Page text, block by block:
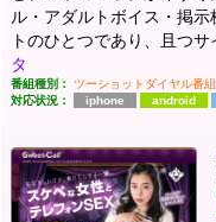
ル・アダルトボイス・掲
トのひとつであり、且つ
タ
番組種別： ツーショットダイヤル番組
対応状況：
iphone android